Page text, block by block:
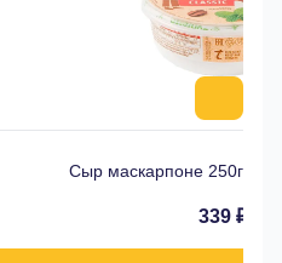
Сыр маскарпоне 250гр
339 ₽